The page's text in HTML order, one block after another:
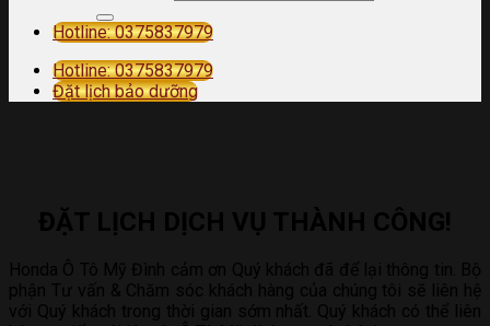
Hotline: 0375837979
Hotline: 0375837979
Đặt lịch bảo dưỡng